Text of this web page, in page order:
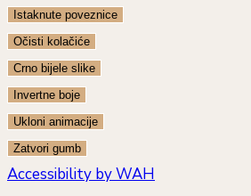
Istaknute poveznice
Očisti kolačiće
Crno bijele slike
Invertne boje
Ukloni animacije
Zatvori gumb
Accessibility by WAH